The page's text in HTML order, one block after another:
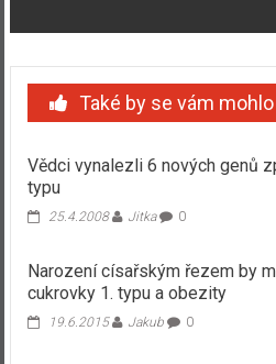
Také by se vám
Vědci vynalezli 6 nových genů
typu
25.4.2008 Jitka 0
Narození císařským řezem by
cukrovky 1. typu a obezity
19.6.2015 Jakub 0